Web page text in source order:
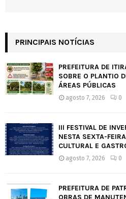
PRINCIPAIS NOTÍCIAS
PREFEITURA DE
SOBRE O PLANTIO
ÁREAS PÚBLICAS
agosto 7, 2026 0
III FESTIVAL DE
NESTA SEXTA-
CULTURAL E
agosto 7, 2026 0
PREFEITURA DE
OBRAS DE